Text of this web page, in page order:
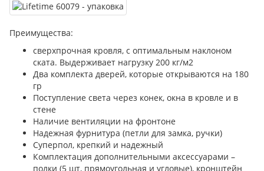
Преимущества:
сверхпрочная кровля, с оптимальным наклоном
ската. Выдерживает нагрузку 200 кг/м2
Два комплекта дверей, которые открываются на 180
гр
Поступление света через конек, окна в кровле и в
стене
Наличие вентиляции на фронтоне
Надежная фурнитура (петли для замка, ручки)
Суперпол, крепкий и надежный
Комплектация дополнительными аксессуарами –
полки (5 шт, прямоугольная и угловые), кронштейн